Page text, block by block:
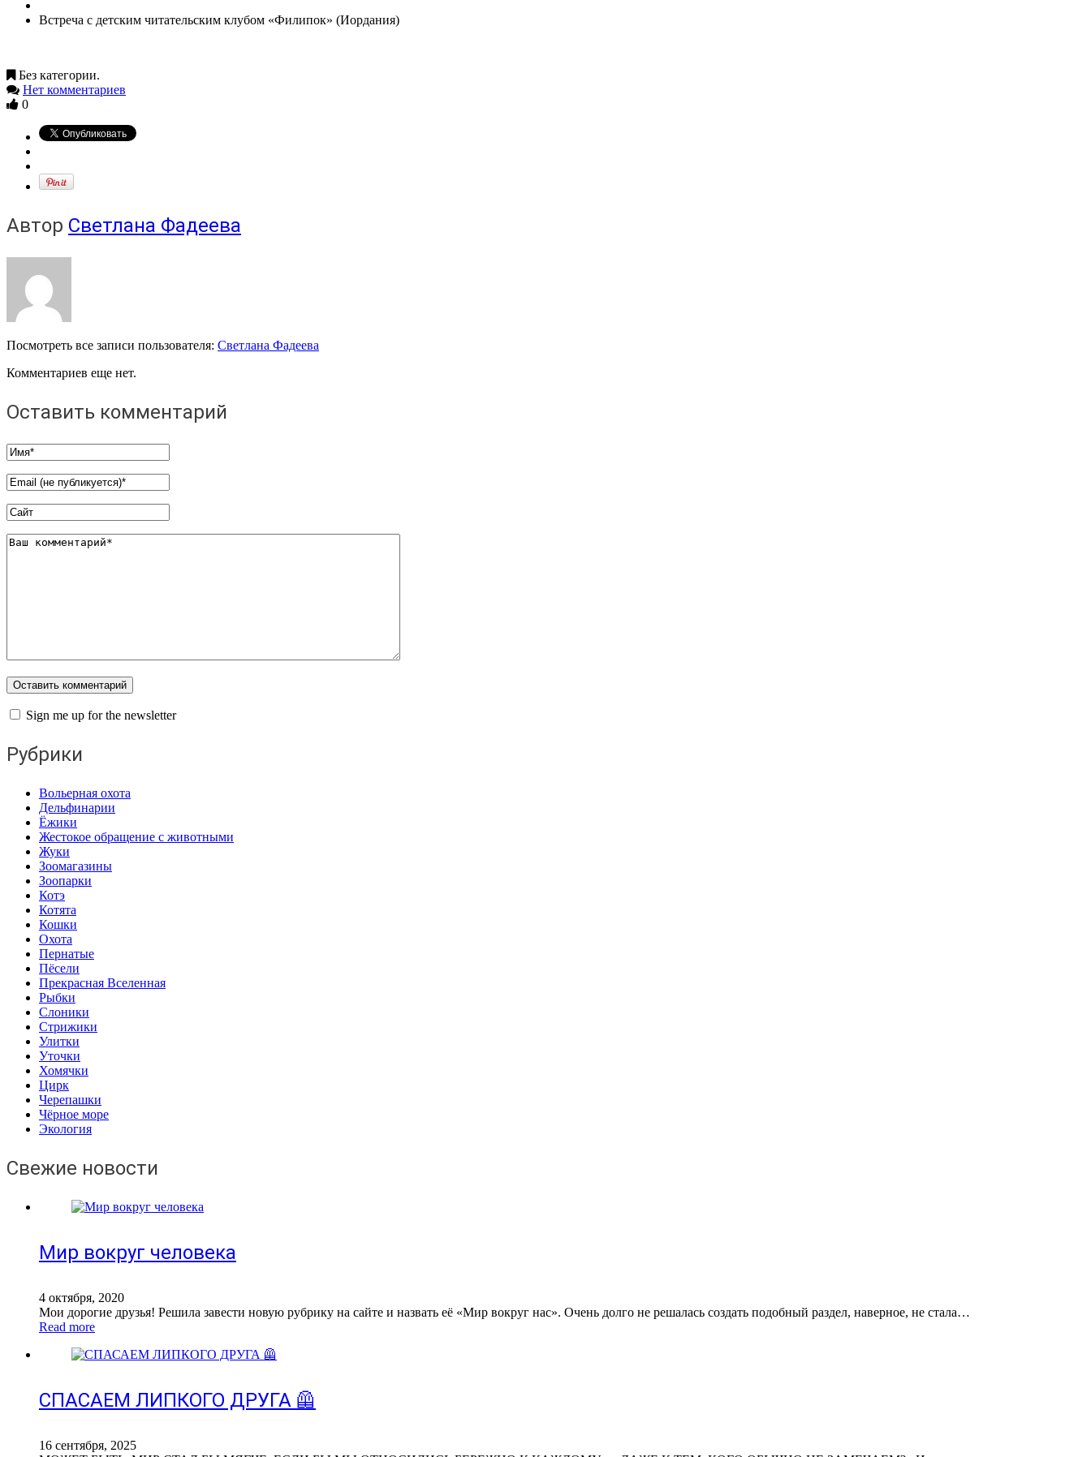
Встреча с детским читательским клубом «Филипок» (Иордания)
Без категории.
Нет комментариев
0
Автор Светлана Фадеева
Посмотреть все записи пользователя: Светлана Фадеева
Комментариев еще нет.
Оставить комментарий
Sign me up for the newsletter
Рубрики
Вольерная охота
Дельфинарии
Ёжики
Жестокое обращение с животными
Жуки
Зоомагазины
Зоопарки
Котэ
Котята
Кошки
Охота
Пернатые
Пёсели
Прекрасная Вселенная
Рыбки
Слоники
Стрижики
Улитки
Уточки
Хомячки
Цирк
Черепашки
Чёрное море
Экология
Свежие новости
Мир вокруг человека
4 октября, 2020
Мои дорогие друзья! Решила завести новую рубрику на сайте и назвать её «Мир вокруг нас». Очень долго не решалась создать подобный раздел, наверное, не стала…
Read more
СПАСАЕМ ЛИПКОГО ДРУГА 🦺
16 сентября, 2025